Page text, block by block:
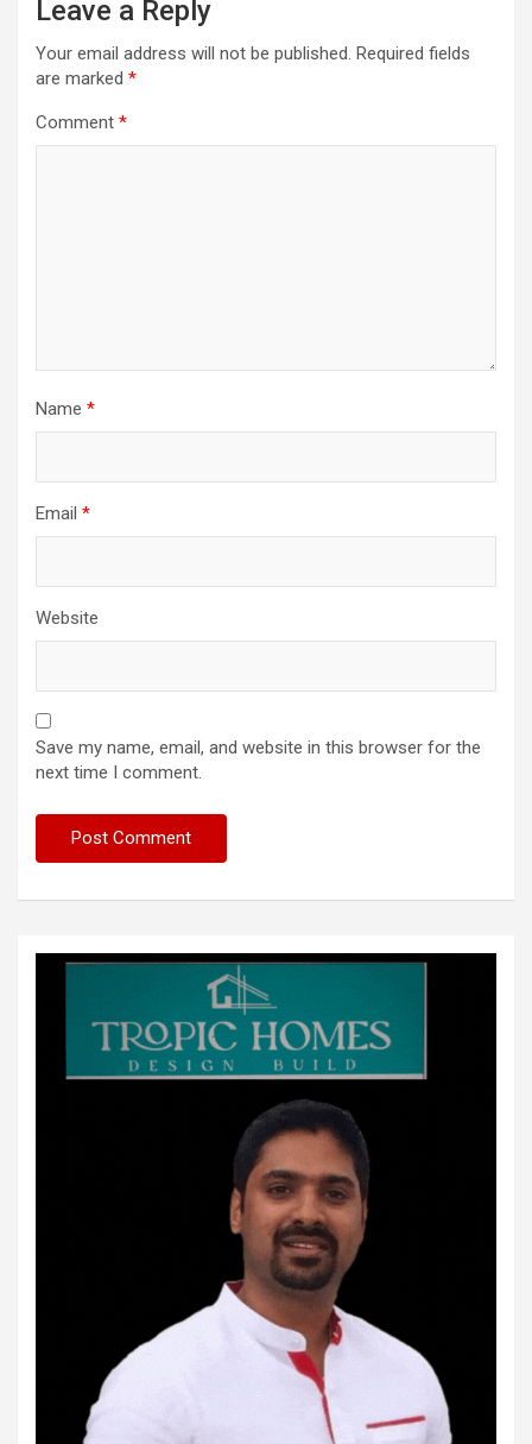
Leave a Reply
Your email address will not be published. Required fields
are marked *
Comment *
Name *
Email *
Website
Save my name, email, and website in this browser for the
next time I comment.